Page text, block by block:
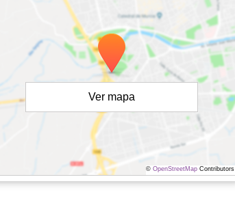
Ver mapa
© OpenStreetMap Contributors